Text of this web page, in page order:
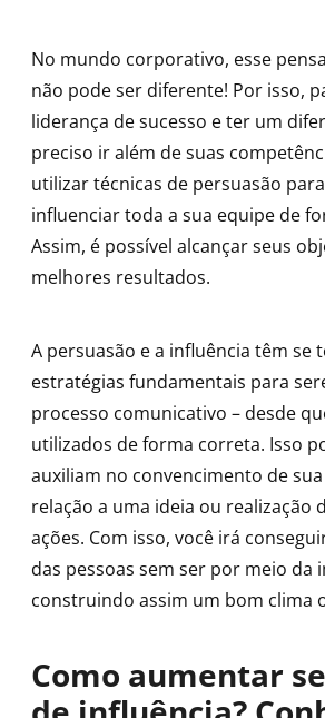
No mundo corporativo, esse
não pode ser diferente! Por isso,
liderança de sucesso e ter um
preciso ir além de suas
utilizar técnicas de persuasão
influenciar toda a sua equipe de
Assim, é possível alcançar seus
melhores resultados.
A persuasão e a influência têm se
estratégias fundamentais para
processo comunicativo – desde
utilizados de forma correta. Isso
auxiliam no convencimento de
relação a uma ideia ou realização
ações. Com isso, você irá
das pessoas sem ser por meio da
construindo assim um bom clima
Como aumentar